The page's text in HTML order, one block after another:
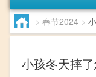
> 春节2024 >
小孩冬天摔